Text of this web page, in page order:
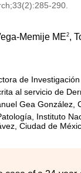
290.
Memije ME2,
de Investigación
al servicio de
Gea González,
Instituto
Ciudad de